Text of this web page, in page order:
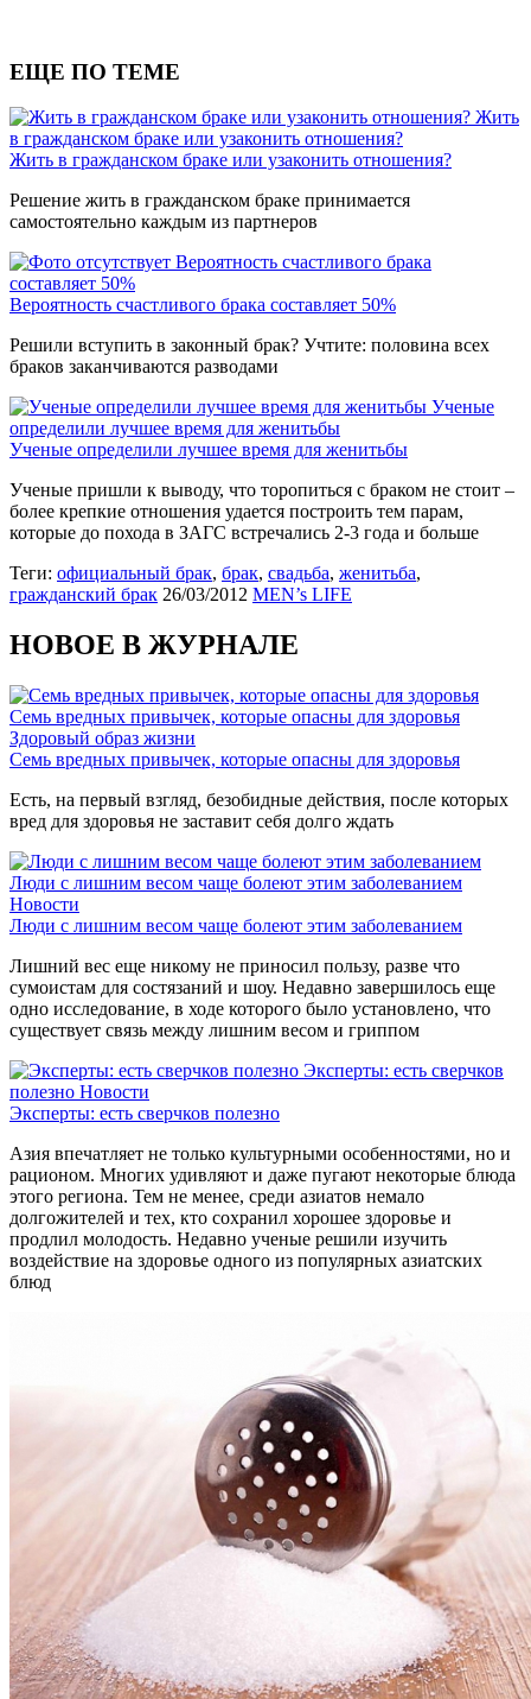
ЕЩЕ ПО ТЕМЕ
Жить
в гражданском браке или узаконить отношения?
Жить в гражданском браке или узаконить отношения?
Решение жить в гражданском браке принимается
самостоятельно каждым из партнеров
Вероятность счастливого брака
составляет 50%
Вероятность счастливого брака составляет 50%
Решили вступить в законный брак? Учтите: половина всех
браков заканчиваются разводами
Ученые
определили лучшее время для женитьбы
Ученые определили лучшее время для женитьбы
Ученые пришли к выводу, что торопиться с браком не стоит –
более крепкие отношения удается построить тем парам,
которые до похода в ЗАГС встречались 2-3 года и больше
Теги: официальный брак, брак, свадьба, женитьба,
гражданский брак 26/03/2012 MEN’s LIFE
НОВОЕ В ЖУРНАЛЕ
Семь вредных привычек, которые опасны для здоровья
Здоровый образ жизни
Семь вредных привычек, которые опасны для здоровья
Есть, на первый взгляд, безобидные действия, после которых
вред для здоровья не заставит себя долго ждать
Люди с лишним весом чаще болеют этим заболеванием
Новости
Люди с лишним весом чаще болеют этим заболеванием
Лишний вес еще никому не приносил пользу, разве что
сумоистам для состязаний и шоу. Недавно завершилось еще
одно исследование, в ходе которого было установлено, что
существует связь между лишним весом и гриппом
Эксперты: есть сверчков
полезно Новости
Эксперты: есть сверчков полезно
Азия впечатляет не только культурными особенностями, но и
рационом. Многих удивляют и даже пугают некоторые блюда
этого региона. Тем не менее, среди азиатов немало
долгожителей и тех, кто сохранил хорошее здоровье и
продлил молодость. Недавно ученые решили изучить
воздействие на здоровье одного из популярных азиатских
блюд